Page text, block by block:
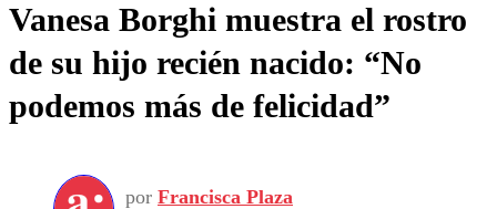
Vanesa Borghi muestra el rostro
de su hijo recién nacido: “No
podemos más de felicidad”
por Francisca Plaza